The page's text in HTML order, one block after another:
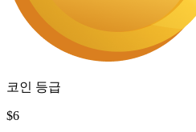
코인 등급
$6